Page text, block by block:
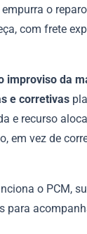
o
com frete
improviso da
e corretivas
e recurso
em vez de
o PCM,
para